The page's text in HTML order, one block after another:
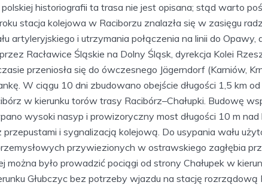
polskiej historiografii ta trasa nie jest opisana; stąd warto
stacja kolejowa w Raciborzu znalazła się w zasięgu
artyleryjskiego i utrzymania połączenia na linii do
Racławice Śląskie na Dolny Śląsk, dyrekcja Kolei
przeniosła się do ówczesnego Jägerndorf (Karniów,
W ciągu 10 dni zbudowano obejście długości 1,5 km od
w kierunku torów trasy Racibórz–Chałupki. Budowę
wysoki nasyp i prowizoryczny most długości 10 m
przepustami i sygnalizacją kolejową. Do usypania wału
przywiezionych w ostrawskiego zagłębia
można było prowadzić pociągi od strony Chałupek w
Głubczyc bez potrzeby wjazdu na stację rozrządową